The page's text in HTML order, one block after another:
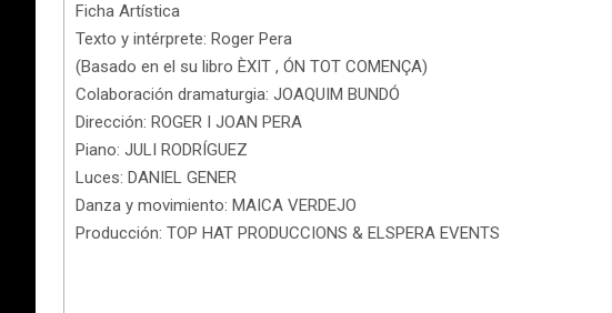
Ficha Artística
Texto y intérprete: Roger Pera
(Basado en el su libro ÈXIT , ÓN TOT COMENÇA)
Colaboración dramaturgia: JOAQUIM BUNDÓ
Dirección: ROGER I JOAN PERA
Piano: JULI RODRÍGUEZ
Luces: DANIEL GENER
Danza y movimiento: MAICA VERDEJO
Producción: TOP HAT PRODUCCIONS & ELSPERA EVENTS